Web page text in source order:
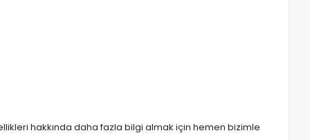
hakkında daha fazla bilgi almak için hemen bizimle